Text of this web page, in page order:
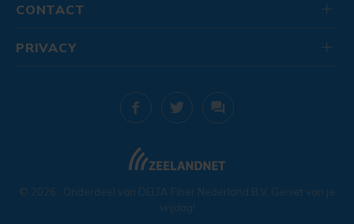
CONTACT
© 2026 . Onderdeel van DELTA Fiber Nederland B.V. Geniet van je
vrijdag!
PRIVACY